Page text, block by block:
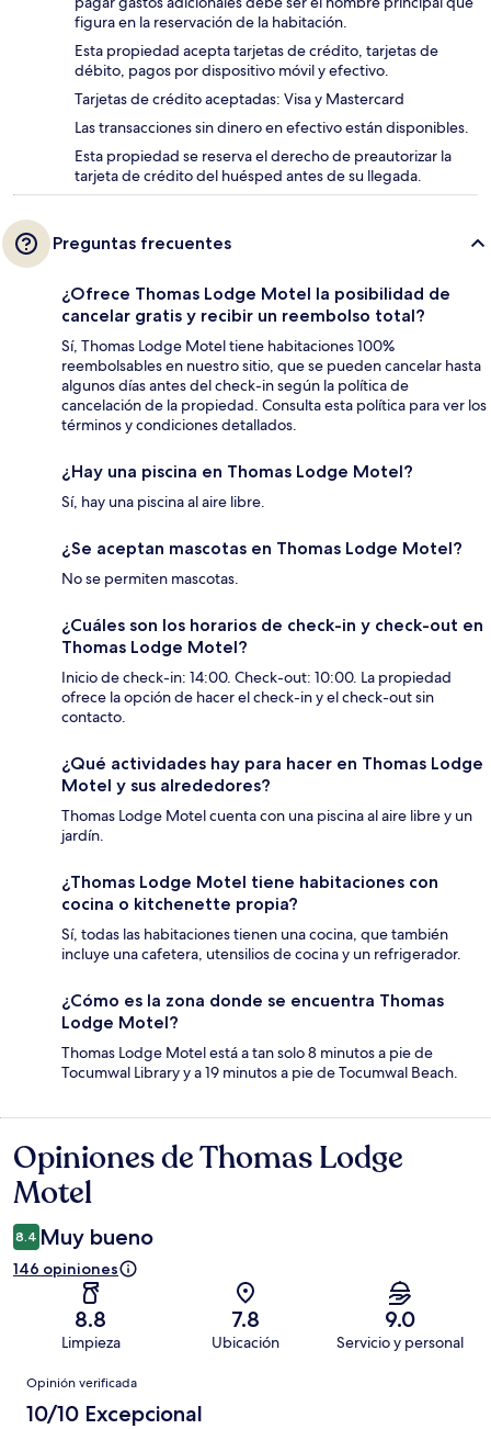
figura en la reservación de la habitación.
Esta propiedad acepta tarjetas de crédito, tarjetas de
débito, pagos por dispositivo móvil y efectivo.
Tarjetas de crédito aceptadas: Visa y Mastercard
Las transacciones sin dinero en efectivo están disponibles.
Esta propiedad se reserva el derecho de preautorizar la
tarjeta de crédito del huésped antes de su llegada.
Preguntas frecuentes
¿Ofrece Thomas Lodge Motel la posibilidad de
cancelar gratis y recibir un reembolso total?
Sí, Thomas Lodge Motel tiene habitaciones 100%
reembolsables en nuestro sitio, que se pueden cancelar hasta
algunos días antes del check-in según la política de
cancelación de la propiedad. Consulta esta política para ver los
términos y condiciones detallados.
¿Hay una piscina en Thomas Lodge Motel?
Sí, hay una piscina al aire libre.
¿Se aceptan mascotas en Thomas Lodge Motel?
No se permiten mascotas.
¿Cuáles son los horarios de check-in y check-out en
Thomas Lodge Motel?
Inicio de check-in: 14:00. Check-out: 10:00. La propiedad
ofrece la opción de hacer el check-in y el check-out sin
contacto.
¿Qué actividades hay para hacer en Thomas Lodge
Motel y sus alrededores?
Thomas Lodge Motel cuenta con una piscina al aire libre y un
jardín.
¿Thomas Lodge Motel tiene habitaciones con
cocina o kitchenette propia?
Sí, todas las habitaciones tienen una cocina, que también
incluye una cafetera, utensilios de cocina y un refrigerador.
¿Cómo es la zona donde se encuentra Thomas
Lodge Motel?
Thomas Lodge Motel está a tan solo 8 minutos a pie de
Tocumwal Library y a 19 minutos a pie de Tocumwal Beach.
Opiniones
Opiniones de Thomas Lodge
Motel
8.4 Muy bueno
146 opiniones
8.8
Limpieza
7.8
Ubicación
9.0
Servicio y personal
Opiniones
Opinión verificada
10/10 Excepcional